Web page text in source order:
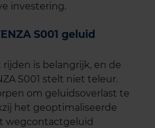
investering.
S001 geluid
is belangrijk, en de
S001 stelt niet teleur.
om geluidsoverlast te
het geoptimaliseerde
wegcontactgeluid